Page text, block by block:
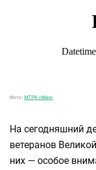
Фото: МТРК «Мир»
На сегодняшний
ветеранов
них — особое